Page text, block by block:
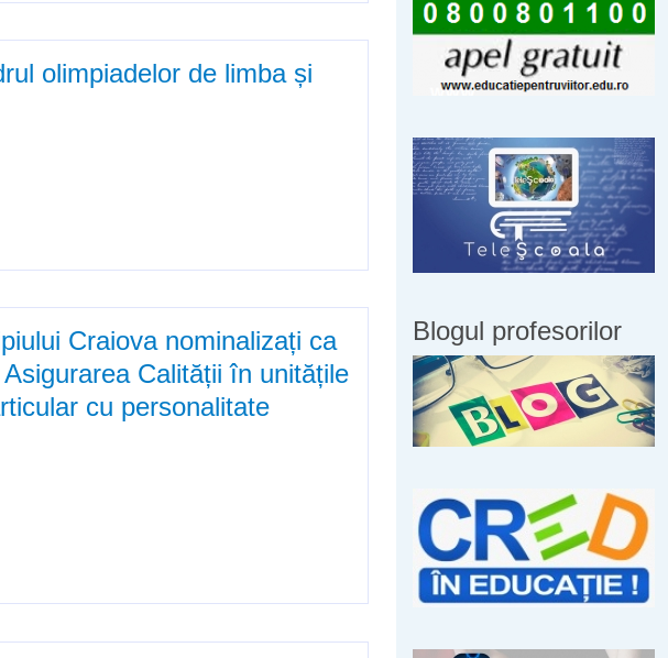
olimpiadelor de limba și
olimpiadelor de limba și literatura română
Craiova nominalizați ca
Calității în unitățile
cu personalitate
Craiova nominalizați ca membri ai Comisiilor
învățământ preuniversitar de stat / particular cu
Blogul profesorilor